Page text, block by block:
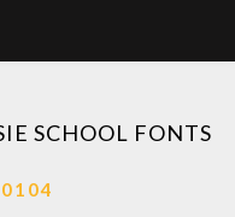
SCHOOL FONTS